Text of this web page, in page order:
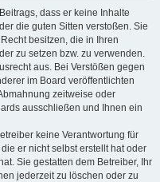
dass er keine Inhalte
die guten Sitten verstoßen. Sie
besitzen, die in Ihren
zu setzen bzw. zu verwenden.
aus. Bei Verstößen gegen
im Board veröffentlichten
zeitweise oder
ausschließen und Ihnen ein
keine Verantwortung für
er nicht selbst erstellt hat oder
Sie gestatten dem Betreiber, Ihr
jederzeit zu löschen oder zu